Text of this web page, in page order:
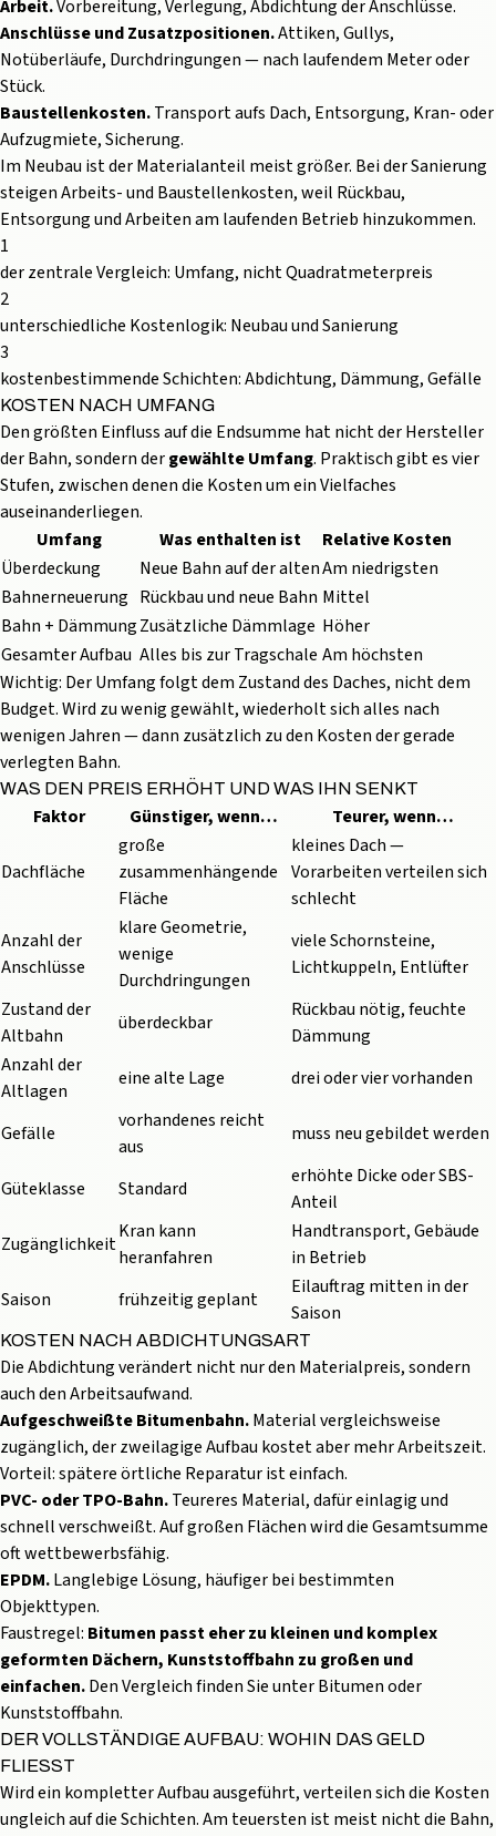
Arbeit.Vorbereitung, Verlegung, Abdichtung der Anschlüsse.
Anschlüsse und Zusatzpositionen.Attiken, Gullys,
Notüberläufe, Durchdringungen — nach laufendem Meter oder
Stück.
Baustellenkosten.Transport aufs Dach, Entsorgung, Kran- oder
Aufzugmiete, Sicherung.
Im Neubau ist der Materialanteil meist größer. Bei der Sanierung
steigen Arbeits- und Baustellenkosten, weil Rückbau,
Entsorgung und Arbeiten am laufenden Betrieb hinzukommen.
1
der zentrale Vergleich: Umfang, nicht Quadratmeterpreis
2
unterschiedliche Kostenlogik: Neubau und Sanierung
3
kostenbestimmende Schichten: Abdichtung, Dämmung,Gefälle
KOSTEN NACH UMFANG
Den größten Einfluss auf die Endsumme hat nicht der Hersteller
der Bahn, sondern dergewählte Umfang. Praktisch gibt es vier
Stufen, zwischen denen die Kosten um ein Vielfaches
auseinanderliegen.
Umfang
Was enthalten ist
Relative Kosten
Überdeckung
Neue Bahn auf der altenAm niedrigsten
Bahnerneuerung Rückbau und neue Bahn Mittel
Bahn + DämmungZusätzliche Dämmlage Höher
Gesamter Aufbau Alles bis zur Tragschale Am höchsten
Wichtig: Der Umfang folgt dem Zustand des Daches, nicht dem
Budget. Wird zu wenig gewählt, wiederholt sich alles nach
wenigen Jahren — dann zusätzlich zu den Kosten der gerade
verlegten Bahn.
WAS DEN PREIS ERHÖHT UND WAS IHN SENKT
Faktor Günstiger, wenn… Teurer, wenn…
Dachfläche
große
zusammenhängende
Fläche
kleines Dach —
Vorarbeiten verteilen sich
schlecht
Anzahl der
Anschlüsse
klare Geometrie,
wenige
Durchdringungen
viele Schornsteine,
Lichtkuppeln, Entlüfter
Zustand der
Altbahn
überdeckbar
Rückbau nötig, feuchte
Dämmung
Anzahl der
Altlagen
eine alte Lage drei oder vier vorhanden
Gefälle
vorhandenes reicht
aus
muss neu gebildet werden
Güteklasse Standard
erhöhte Dicke oder SBS-
Anteil
Zugänglichkeit
Kran kann
heranfahren
Handtransport, Gebäude
in Betrieb
Saison
frühzeitig geplant
Eilauftrag mitten in der
Saison
KOSTEN NACH ABDICHTUNGSART
Die Abdichtung verändert nicht nur den Materialpreis, sondern
auch den Arbeitsaufwand.
AufgeschweißteBitumenbahn.Material vergleichsweise
zugänglich, der zweilagige Aufbau kostet aber mehr Arbeitszeit.
Vorteil: spätere örtliche Reparatur ist einfach.
PVC- oder TPO-Bahn.Teureres Material, dafür einlagig und
schnell verschweißt. Auf großen Flächen wird die Gesamtsumme
oft wettbewerbsfähig.
EPDM.Langlebige Lösung, häufiger bei bestimmten
Objekttypen.
Faustregel: Bitumen passt eher zu kleinen und komplex
geformten Dächern, Kunststoffbahn zu großen und
einfachen.Den Vergleich finden Sie unterBitumen oder
Kunststoffbahn.
DER VOLLSTÄNDIGE AUFBAU: WOHIN DAS GELD
FLIESST
Wird ein kompletter Aufbau ausgeführt, verteilen sich die Kosten
ungleich auf die Schichten. Am teuersten ist meist nicht die Bahn,